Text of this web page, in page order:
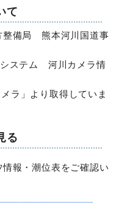
て
備局 熊本河川国道事
ステム 河川カメラ情
ラ」より取得していま
る
報・潮位表をご確認い